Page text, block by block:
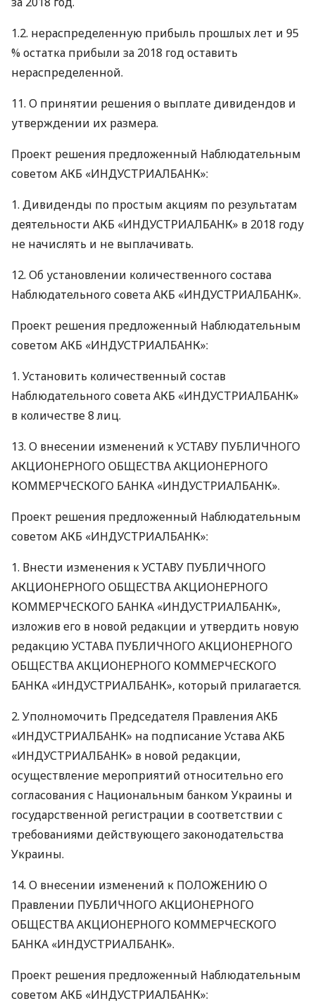
1.2. нераспределенную прибыль прошлых лет и 95
% остатка прибыли за 2018 год оставить
нераспределенной.
11. О принятии решения о выплате дивидендов и
утверждении их размера.
Проект решения предложенный Наблюдательным
советом АКБ «ИНДУСТРИАЛБАНК»:
1. Дивиденды по простым акциям по результатам
деятельности АКБ «ИНДУСТРИАЛБАНК» в 2018 году
не начислять и не выплачивать.
12. Об установлении количественного состава
Наблюдательного советаАКБ «ИНДУСТРИАЛБАНК».
Проект решения предложенный Наблюдательным
советом АКБ «ИНДУСТРИАЛБАНК»:
1. Установить количественный состав
Наблюдательного советаАКБ «ИНДУСТРИАЛБАНК»
в количестве 8 лиц.
13. О внесении изменений кУСТАВУ ПУБЛИЧНОГО
АКЦИОНЕРНОГО ОБЩЕСТВААКЦИОНЕРНОГО
КОММЕРЧЕСКОГО БАНКА «ИНДУСТРИАЛБАНК».
Проект решения предложенный Наблюдательным
советом АКБ «ИНДУСТРИАЛБАНК»:
1. Внести изменения кУСТАВУ ПУБЛИЧНОГО
АКЦИОНЕРНОГО ОБЩЕСТВААКЦИОНЕРНОГО
КОММЕРЧЕСКОГО БАНКА «ИНДУСТРИАЛБАНК»,
изложив его в новой редакции и утвердить новую
редакциюУСТАВА ПУБЛИЧНОГО АКЦИОНЕРНОГО
ОБЩЕСТВААКЦИОНЕРНОГО КОММЕРЧЕСКОГО
БАНКА «ИНДУСТРИАЛБАНК», который прилагается.
2. Уполномочить Председателя ПравленияАКБ
«ИНДУСТРИАЛБАНК» на подписание УставаАКБ
«ИНДУСТРИАЛБАНК» в новой редакции,
осуществление мероприятий относительно его
согласования с Национальным банком Украины и
государственной регистрации в соответствии с
требованиями действующего законодательства
Украины.
14. О внесении изменений к ПОЛОЖЕНИЮ О
Правлении ПУБЛИЧНОГО АКЦИОНЕРНОГО
ОБЩЕСТВААКЦИОНЕРНОГО КОММЕРЧЕСКОГО
БАНКА «ИНДУСТРИАЛБАНК».
Проект решения предложенный Наблюдательным
советом АКБ «ИНДУСТРИАЛБАНК»: